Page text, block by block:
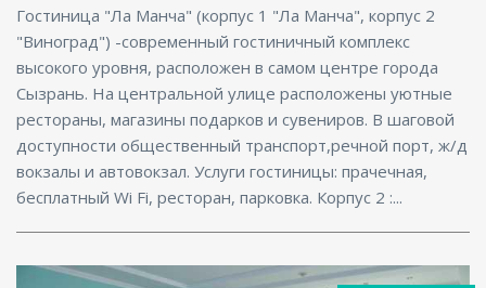
Гостиница "Ла Манча" (корпус 1 "Ла Манча", корпус 2
"Виноград") -современный гостиничный комплекс
высокого уровня, расположен в самом центре города
Сызрань. На центральной улице расположены уютные
рестораны, магазины подарков и сувениров. В шаговой
доступности общественный транспорт,речной порт, ж/д
вокзалы и автовокзал. Услуги гостиницы: прачечная,
бесплатный Wi Fi, ресторан, парковка. Корпус 2 :...